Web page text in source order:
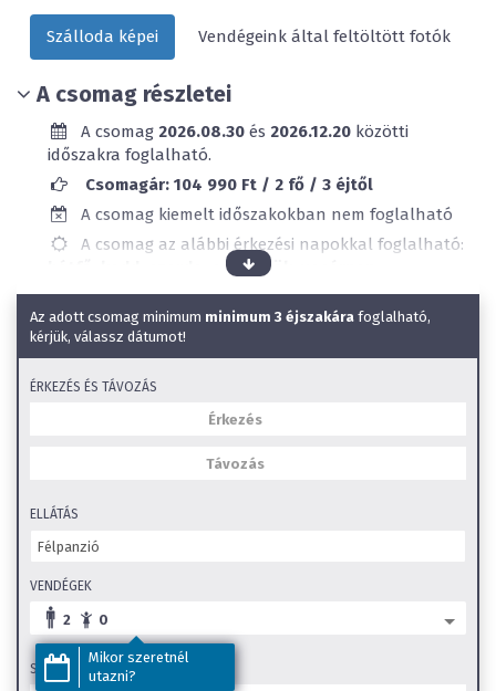
Szálloda képei Vendégeink által feltöltött fotók
A csomag részletei
A csomag 2026.08.30 és 2026.12.20 közötti
időszakra foglalható.
Csomagár: 104 990 Ft / 2 fő / 3 éjtől
A csomag kiemelt időszakokban nem foglalható
A csomag az alábbi érkezési napokkal foglalható:
hétfő, kedd, szerda, csütörtök, vasárnap
0-tól 3,99 éves korigINGYENES!
Elérhető ellátások:Félpanzió
Étel allergiákra való figyelés
Wellness szálloda
Beltéri élménymedence
Szauna
SZéP Kártya elfogadóhely
Családi szobák
Az adott csomag minimum minimum 3 éjszakára foglalható,
kérjük, válassz dátumot!
ÉRKEZÉS ÉS TÁVOZÁS
Mikor szeretnél
utazni?
ELLÁTÁS
VENDÉGEK
2 0
SZOBA TÍPUS